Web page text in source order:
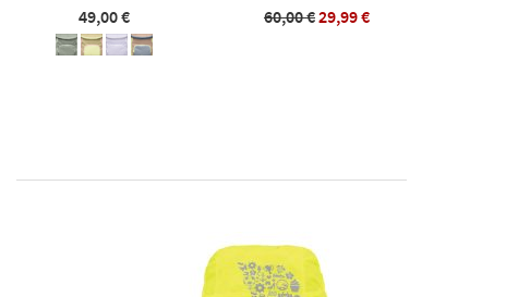
49,00 €
60,00 €29,99 €